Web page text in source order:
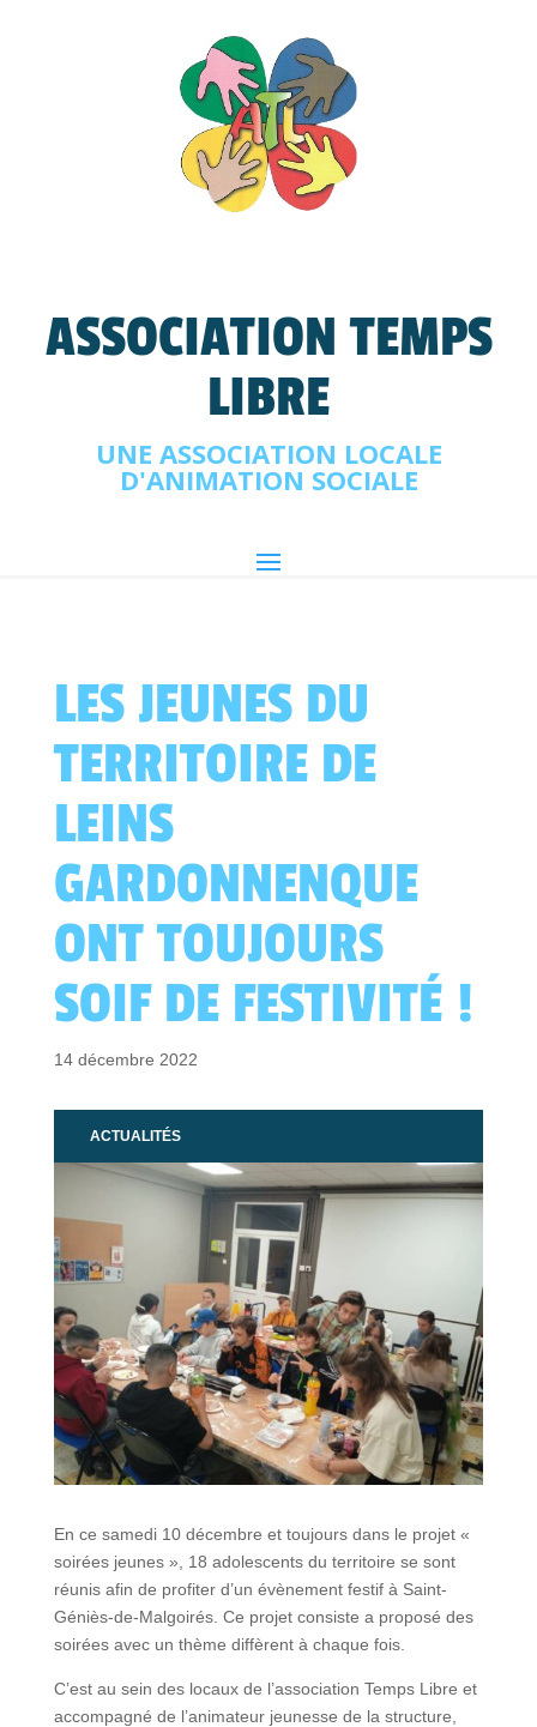
ASSOCIATION TEMPS
LIBRE
UNE ASSOCIATION LOCALE
D'ANIMATION SOCIALE
LES JEUNES DU
TERRITOIRE DE
LEINS
GARDONNENQUE
ONT TOUJOURS
SOIF DE FESTIVITÉ !
14 décembre 2022
ACTUALITÉS
En ce samedi 10 décembre et toujours dans le projet «
soirées jeunes », 18 adolescents du territoire se sont
réunis afin de profiter d’un évènement festif à Saint-
Géniès-de-Malgoirés. Ce projet consiste a proposé des
soirées avec un thème diffèrent à chaque fois.
C’est au sein des locaux de l’association Temps Libre et
accompagné de l’animateur jeunesse de la structure,